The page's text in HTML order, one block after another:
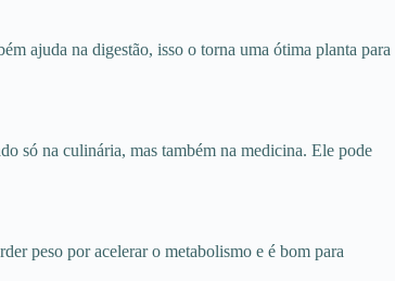
ajuda na digestão, isso o torna uma ótima planta para
só na culinária, mas também na medicina. Ele pode
peso por acelerar o metabolismo e é bom para